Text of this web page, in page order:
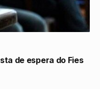
de espera do Fies